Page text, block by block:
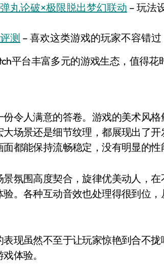
丸论破×极限脱出梦幻联动 – 玩法
测 – 喜欢这类游戏的玩家不容错过
平台丰富多元的游戏生态，值得花
令人满意的答卷。游戏的美术风
场景还是细节纹理，都展现出了
都能保持流畅稳定，没有明显的性
氛围高度契合，旋律优美动人，
。各种互动音效也处理得很到位
现虽然不至于让玩家惊艳到合不
体验。